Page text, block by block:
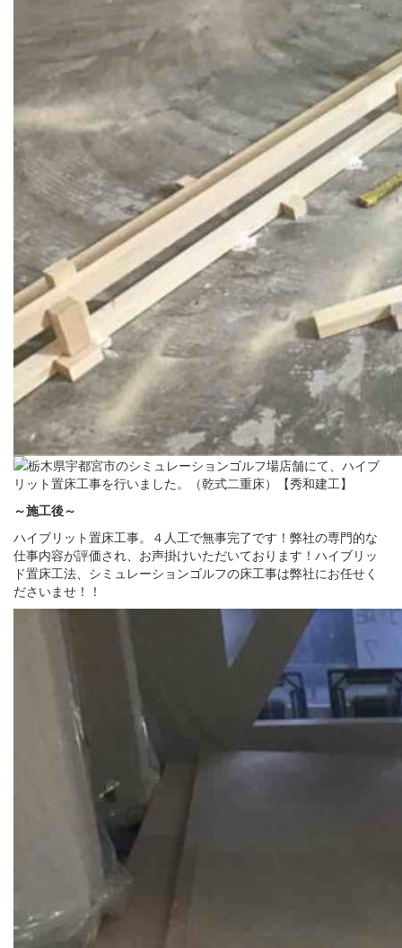
～施工後～
ハイブリット置床工事。４人工で無事完了です！弊社の専門的な
仕事内容が評価され、お声掛けいただいております！ハイブリッ
ド置床工法、シミュレーションゴルフの床工事は弊社にお任せく
ださいませ！！